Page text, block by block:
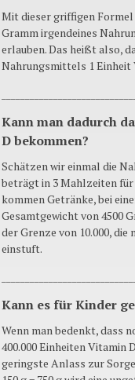
Mit dieser griffigen Formel
Gramm irgendeines
erlauben. Das heißt also,
Nahrungsmittels 1
Kann man dadurch
D bekommen?
Schätzen wir einmal die
beträgt in 3 Mahlzeiten für
kommen Getränke, bei
Gesamtgewicht von 4500
der Grenze von 10.000,
einstuft.
Kann es für Kinder
Wenn man bedenkt, dass
400.000 Einheiten Vitamin
geringste Anlass zur